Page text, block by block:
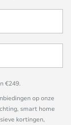
€249.
op onze
smart home
kortingen,